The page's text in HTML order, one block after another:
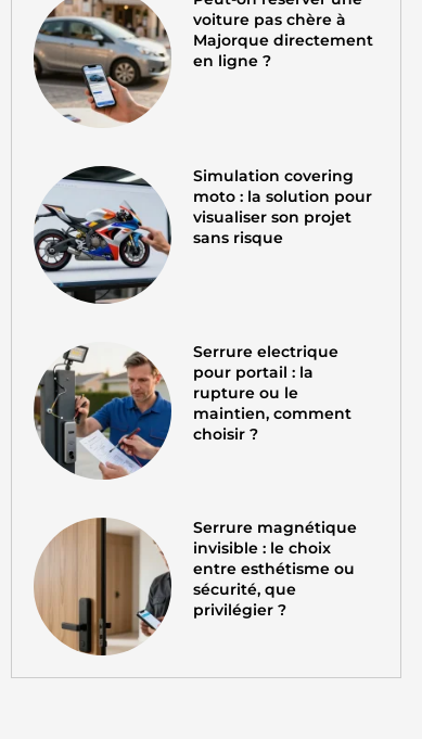
voiture pas chère à
Majorque directement
en ligne ?
Simulation covering
moto : la solution pour
visualiser son projet
sans risque
Serrure electrique
pour portail : la
rupture ou le
maintien, comment
choisir ?
Serrure magnétique
invisible : le choix
entre esthétisme ou
sécurité, que
privilégier ?